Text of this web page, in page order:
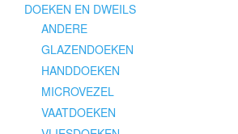
DOEKEN EN DWEILS
ANDERE
GLAZENDOEKEN
HANDDOEKEN
MICROVEZEL
VAATDOEKEN